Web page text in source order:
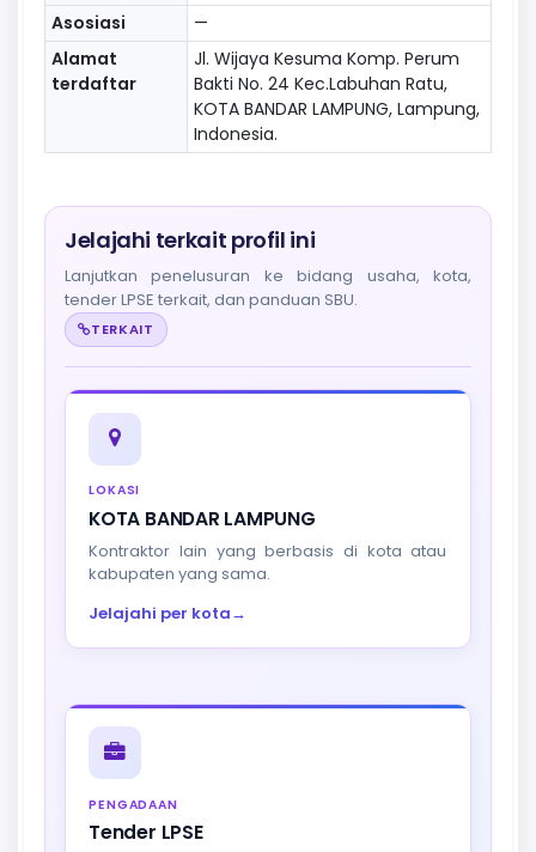
Asosiasi
—
Alamat
terdaftar
Jl. Wijaya Kesuma Komp. Perum
Bakti No. 24 Kec.Labuhan Ratu,
KOTA BANDAR LAMPUNG, Lampung,
Indonesia.
Jelajahi terkait profil ini
Lanjutkan penelusuran ke bidang usaha, kota,
tender LPSE terkait, dan panduan SBU.
TERKAIT
LOKASI
KOTA BANDAR LAMPUNG
Kontraktor lain yang berbasis di kota atau
kabupaten yang sama.
Jelajahi per kota→
PENGADAAN
Tender LPSE